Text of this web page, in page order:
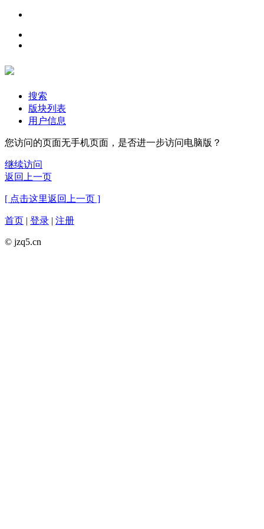
搜索
版块列表
用户信息
您访问的页面无手机页面，是否进一步访问电脑版？
继续访问
返回上一页
[ 点击这里返回上一页 ]
首页 | 登录 | 注册
© jzq5.cn